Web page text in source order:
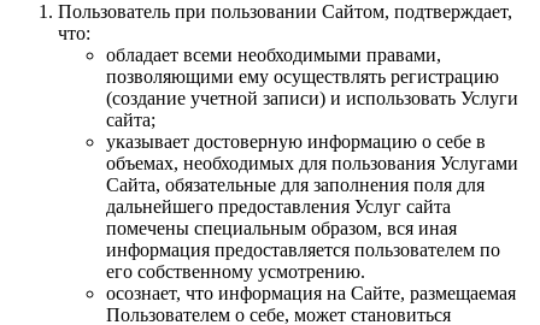
Пользователь при пользовании Сайтом, подтверждает,
что:
обладает всеми необходимыми правами,
позволяющими ему осуществлять регистрацию
(создание учетной записи) и использовать Услуги
сайта;
указывает достоверную информацию о себе в
объемах, необходимых для пользования Услугами
Сайта, обязательные для заполнения поля для
дальнейшего предоставления Услуг сайта
помечены специальным образом, вся иная
информация предоставляется пользователем по
его собственному усмотрению.
осознает, что информация на Сайте, размещаемая
Пользователем о себе, может становиться